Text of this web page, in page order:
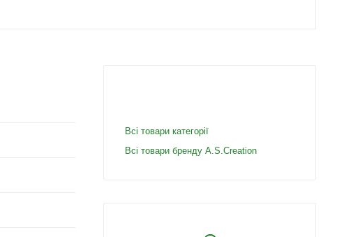
Всі товари категорії
Всі товари бренду A.S.Creation